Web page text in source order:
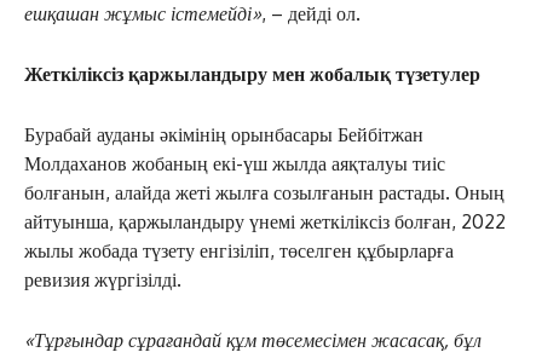
ешқашан жұмыс істемейді», – дейді ол.
Жеткіліксіз қаржыландыру мен жобалық түзетулер
Бурабай ауданы әкімінің орынбасары Бейбітжан
Молдаханов жобаның екі-үш жылда аяқталуы тиіс
болғанын, алайда жеті жылға созылғанын растады. Оның
айтуынша, қаржыландыру үнемі жеткіліксіз болған, 2022
жылы жобада түзету енгізіліп, төселген құбырларға
ревизия жүргізілді.
«Тұрғындар сұрағандай құм төсемесімен жасасақ, бұл